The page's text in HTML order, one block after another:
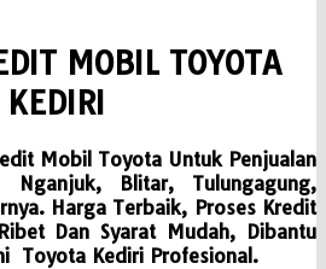
MOBIL TOYOTA
KEDIRI
Mobil Toyota Untuk Penjualan
Nganjuk, Blitar, Tulungagung,
Harga Terbaik, Proses Kredit
Dan Syarat Mudah, Dibantu
Toyota Kediri Profesional.